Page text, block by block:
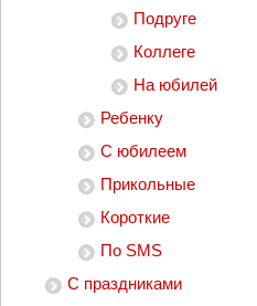
Подруге
Коллеге
На юбилей
Ребенку
С юбилеем
Прикольные
Короткие
По SMS
С праздниками